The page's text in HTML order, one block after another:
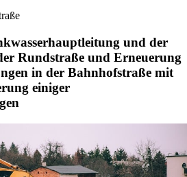
und der
Rundstraße und Erneuerung
in der Bahnhofstraße mit
einiger